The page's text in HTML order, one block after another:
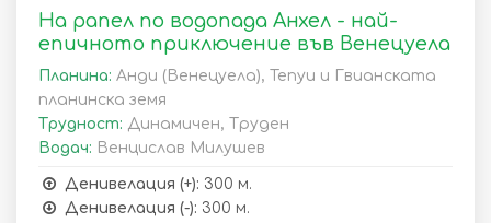
На рапел по водопада Анхел - най-
епичното приключение във Венецуела
Планина: Анди (Венецуела), Тепуи и Гвианската
планинска земя
Трудност: Динамичен, Труден
Водач: Венцислав Милушев
Денивелация (+): 300 м.
Денивелация (-): 300 м.